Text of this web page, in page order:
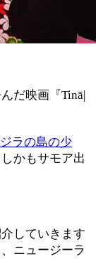
だ映画『Tinā|
ジラの島の少
かもサモア出
していきます
ニュージーラ